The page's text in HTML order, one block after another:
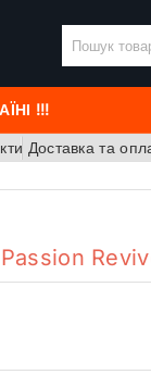
!!!
Доставка та